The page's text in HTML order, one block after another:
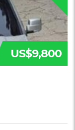
US$9,800